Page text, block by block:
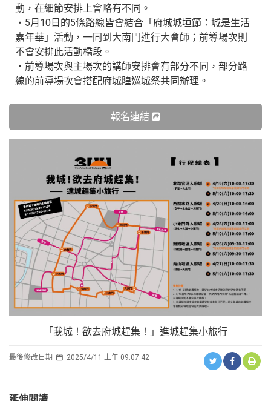
動，在細節安排上會略有不同。
・5月10日的5條路線皆會結合「府城城垣節：城是生活
嘉年華」活動，一同到大南門進行大會師；前導場次則
不會安排此活動橋段。
・前導場次與主場次的講師安排會有部分不同，部分路
線的前導場次會搭配府城隍巡城祭共同辦理。
報名連結
「我城！欲去府城趕集！」進城趕集小旅行
最後修改日期 2025/4/11 上午 09:07:42